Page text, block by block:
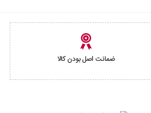
ضمانت اصل بودن کالا